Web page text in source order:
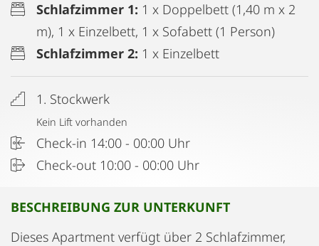
Schlafzimmer 1: 1 x Doppelbett (1,40 m x 2
m), 1 x Einzelbett, 1 x Sofabett (1 Person)
Schlafzimmer 2: 1 x Einzelbett
1. Stockwerk
Kein Lift vorhanden
Check-in 14:00 - 00:00 Uhr
Check-out 10:00 - 00:00 Uhr
BESCHREIBUNG ZUR UNTERKUNFT
Dieses Apartment verfügt über 2 Schlafzimmer,